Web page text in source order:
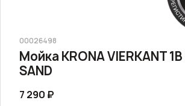
00026498
Мойка KRONA VIERKANT
SAND
7 290 ₽